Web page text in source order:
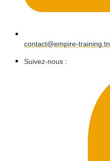
contact@empire-training.tn
Suivez-nous :